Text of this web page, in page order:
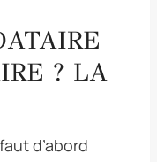
? LA
d’abord